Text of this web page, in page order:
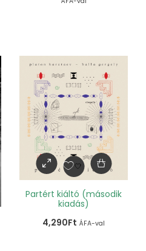
Partért kiáltó (második
kiadás)
4,290Ft ÁFA-val